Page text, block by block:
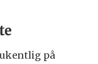
på